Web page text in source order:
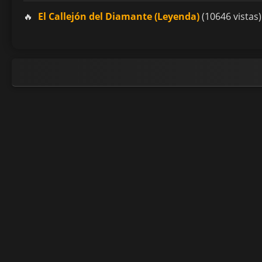
El Callejón del Diamante (Leyenda)(10646 vistas)